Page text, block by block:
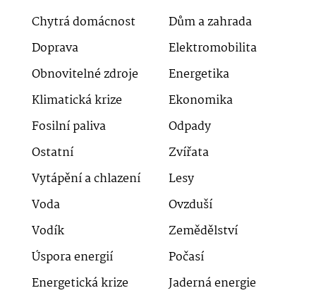
Chytrá domácnost
Dům a zahrada
Doprava
Elektromobilita
Obnovitelné zdroje
Energetika
Klimatická krize
Ekonomika
Fosilní paliva
Odpady
Ostatní
Zvířata
Vytápění a chlazení
Lesy
Voda
Ovzduší
Vodík
Zemědělství
Úspora energií
Počasí
Energetická krize
Jaderná energie